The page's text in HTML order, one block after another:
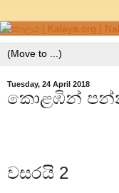
Tuesday, 24 April 2018
කොළඹින්
වසරයි 2